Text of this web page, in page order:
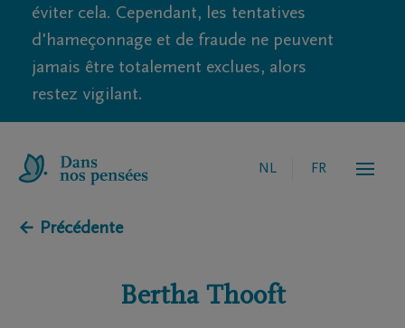
éviter cela. Cependant, les tentatives
d'hameçonnage et de fraude ne peuvent
jamais être totalement exclues, alors
restez vigilant.
NL FR
← Précédente
Bertha Thooft